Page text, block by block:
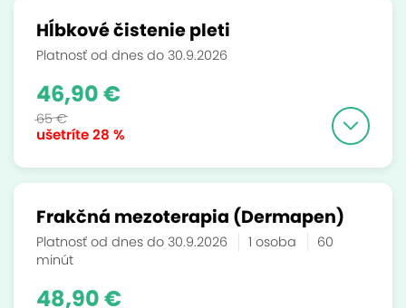
Hĺbkové čistenie pleti
Platnosť od dnes do 30.9.2026
ušetríte28 %
46,90 €
65 €
Frakčná mezoterapia (Dermapen)
Platnosť od dnes do 30.9.2026 1 osoba
60
minút
48,90 €